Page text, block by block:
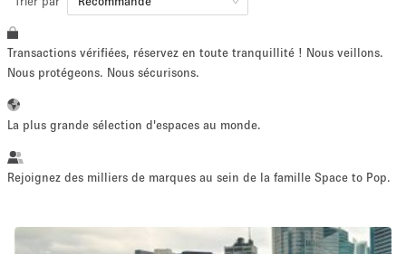
~ 13 personnes
Vente au
détail
Showroom Événement Art Alimentation
Transactions vérifiées, réservez en toute tranquillité ! Nous veillons.
Nous protégeons. Nous sécurisons.
La plus grande sélection d'espaces au monde.
Rejoignez des milliers de marques au sein de la famille Space to Pop.